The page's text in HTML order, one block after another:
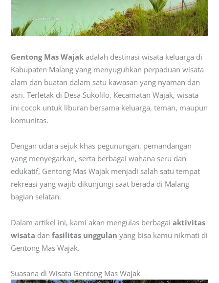
Gentong Mas Wajak adalah destinasi wisata keluarga di
Kabupaten Malang yang menyuguhkan perpaduan wisata
alam dan buatan dalam satu kawasan yang nyaman dan
asri. Terletak di Desa Sukolilo, Kecamatan Wajak, wisata
ini cocok untuk liburan bersama keluarga, teman, maupun
komunitas.
Dengan udara sejuk khas pegunungan, pemandangan
yang menyegarkan, serta berbagai wahana seru dan
edukatif, Gentong Mas Wajak menjadi salah satu tempat
rekreasi yang wajib dikunjungi saat berada di Malang
bagian selatan.
Dalam artikel ini, kami akan mengulas berbagaiaktivitas
wisata danfasilitas unggulan yang bisa kamu nikmati di
Gentong Mas Wajak.
Suasana di Wisata Gentong Mas Wajak